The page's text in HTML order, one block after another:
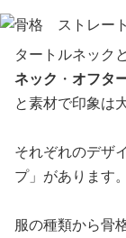
タートルネック
ネック ・ オフタ
と素材で印象は
それぞれのデザ
プ」があります。
服の種類から骨